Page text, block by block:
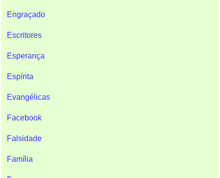
Engraçado
Escritores
Esperança
Espírita
Evangélicas
Facebook
Falsidade
Família